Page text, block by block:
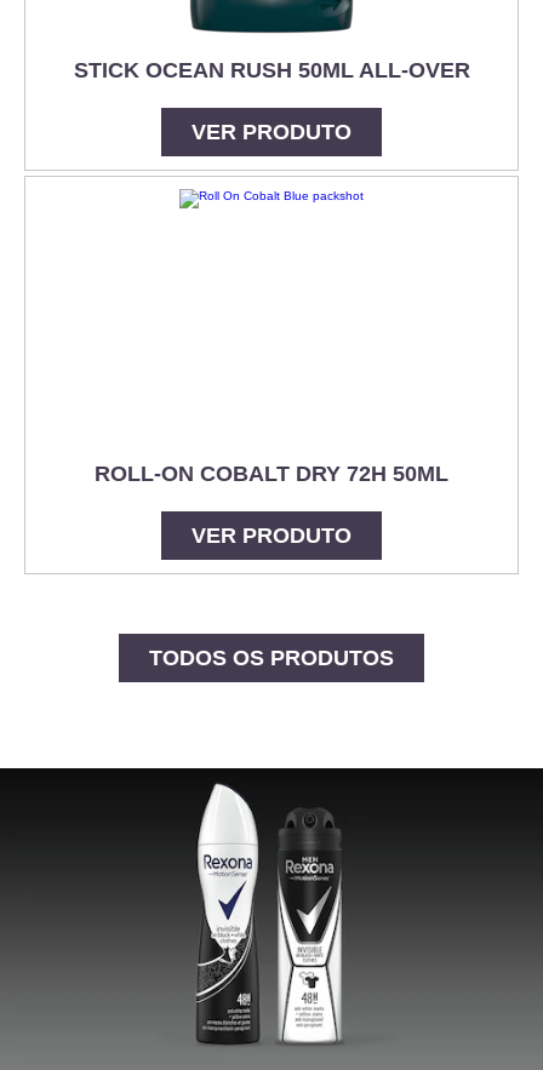
STICK OCEAN RUSH 50ML ALL-OVER
VER PRODUTO
ROLL-ON COBALT DRY 72H 50ML
VER PRODUTO
TODOS OS PRODUTOS